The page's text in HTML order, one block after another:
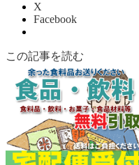
X
Facebook
この記事を読む